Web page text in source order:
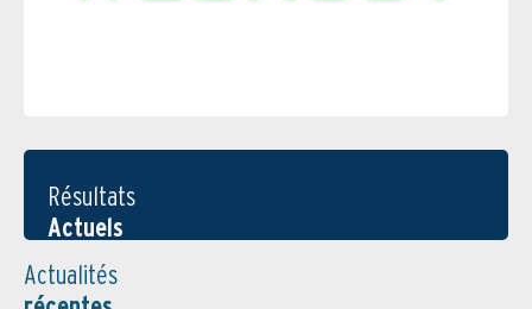
Résultats
Actuels
Actualités